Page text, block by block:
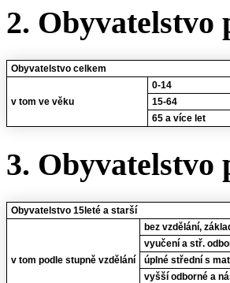
2. Obyvatelstvo
Obyvatelstvo celkem
v tom ve věku
0-14
15-64
65 a více let
3. Obyvatelstvo
Obyvatelstvo 15leté a starší
v tom podle stupně vzdělání
bez vzdělání,
vyučení a stř.
úplné střední s
vyšší odborné a